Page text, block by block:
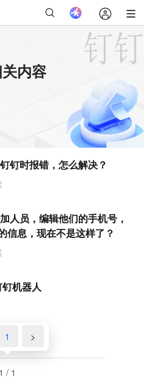
内容
钉时报错，怎么解决？
人员，编辑他们的手机号，
信息，现在不是这样了？
机器人
1 >
1 / 1